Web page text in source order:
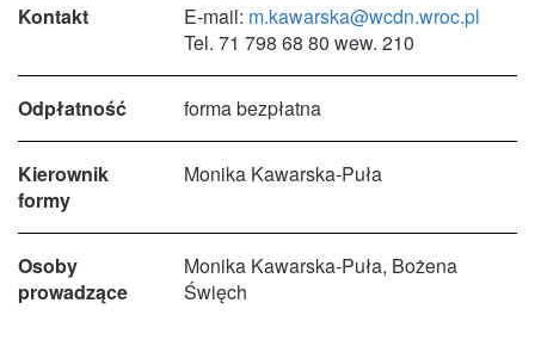
Kontakt E-mail: m.kawarska@wcdn.wroc.pl
Tel. 71 798 68 80 wew. 210
Odpłatność forma bezpłatna
Kierownik
formy
Monika Kawarska-Puła
Osoby
prowadzące
Monika Kawarska-Puła, Bożena
Święch